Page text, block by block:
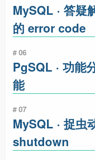
MySQL · 答疑
的 error code
# 06
PgSQL · 功能
能
# 07
MySQL · 捉虫
shutdown